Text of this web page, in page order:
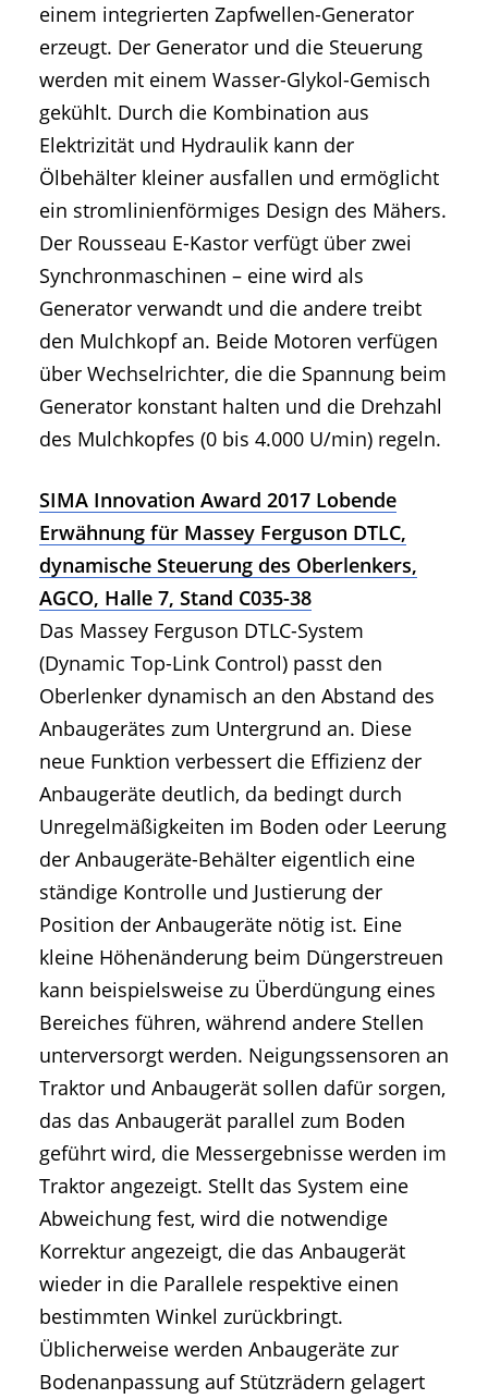
einem integrierten Zapfwellen-Generator
erzeugt. Der Generator und die Steuerung
werden mit einem Wasser-Glykol-Gemisch
gekühlt. Durch die Kombination aus
Elektrizität und Hydraulik kann der
Ölbehälter kleiner ausfallen und ermöglicht
ein stromlinienförmiges Design des Mähers.
Der Rousseau E-Kastor verfügt über zwei
Synchronmaschinen – eine wird als
Generator verwandt und die andere treibt
den Mulchkopf an. Beide Motoren verfügen
über Wechselrichter, die die Spannung beim
Generator konstant halten und die Drehzahl
des Mulchkopfes (0 bis 4.000 U/min) regeln.
SIMA Innovation Award 2017 Lobende
Erwähnung für Massey Ferguson DTLC,
dynamische Steuerung des Oberlenkers,
AGCO, Halle 7, Stand C035-38
Das Massey Ferguson DTLC-System
(Dynamic Top-Link Control) passt den
Oberlenker dynamisch an den Abstand des
Anbaugerätes zum Untergrund an. Diese
neue Funktion verbessert die Effizienz der
Anbaugeräte deutlich, da bedingt durch
Unregelmäßigkeiten im Boden oder Leerung
der Anbaugeräte-Behälter eigentlich eine
ständige Kontrolle und Justierung der
Position der Anbaugeräte nötig ist. Eine
kleine Höhenänderung beim Düngerstreuen
kann beispielsweise zu Überdüngung eines
Bereiches führen, während andere Stellen
unterversorgt werden. Neigungssensoren an
Traktor und Anbaugerät sollen dafür sorgen,
das das Anbaugerät parallel zum Boden
geführt wird, die Messergebnisse werden im
Traktor angezeigt. Stellt das System eine
Abweichung fest, wird die notwendige
Korrektur angezeigt, die das Anbaugerät
wieder in die Parallele respektive einen
bestimmten Winkel zurückbringt.
Üblicherweise werden Anbaugeräte zur
Bodenanpassung auf Stützrädern gelagert